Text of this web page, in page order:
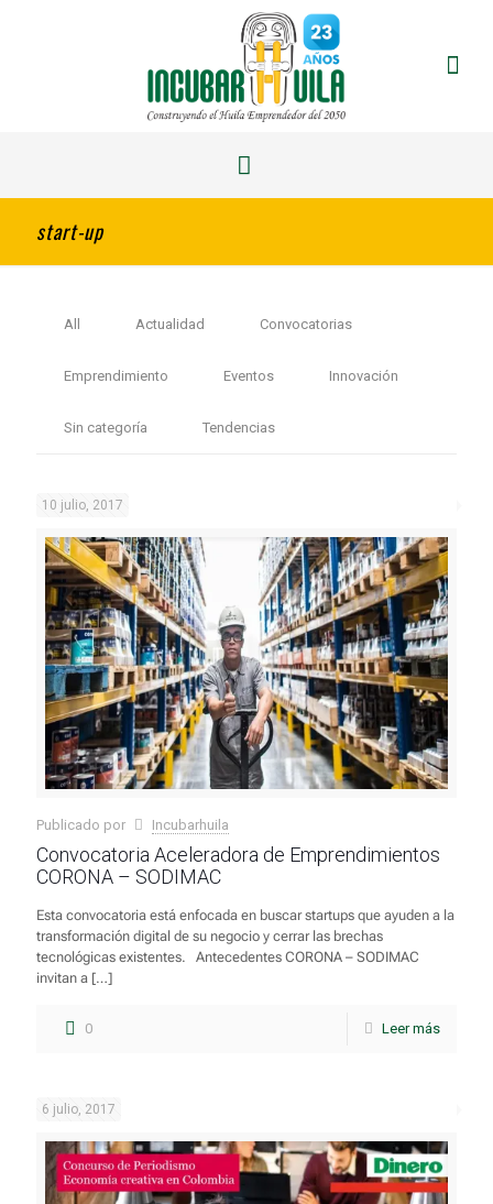
start-up
All Actualidad Convocatorias
Emprendimiento Eventos Innovación
Sin categoría Tendencias
10 julio, 2017
Publicado por Incubarhuila
Convocatoria Aceleradora de Emprendimientos
CORONA – SODIMAC
Esta convocatoria está enfocada en buscar startups que ayuden a la
transformación digital de su negocio y cerrar las brechas
tecnológicas existentes. Antecedentes CORONA – SODIMAC
invitan a […]
0 Leer más
6 julio, 2017